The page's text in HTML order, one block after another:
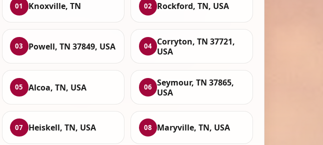
01 Knoxville, TN 02 Rockford, TN, USA
03 Powell, TN 37849, USA 04
Corryton, TN 37721,
USA
05 Alcoa, TN, USA 06
Seymour, TN 37865,
USA
07 Heiskell, TN, USA 08 Maryville, TN, USA